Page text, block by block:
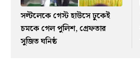
সল্টলেকে গেস্ট হাউসে ঢুকেই
চমকে গেল পুলিশ, গ্রেফতার
সুজিত ঘনিষ্ঠ